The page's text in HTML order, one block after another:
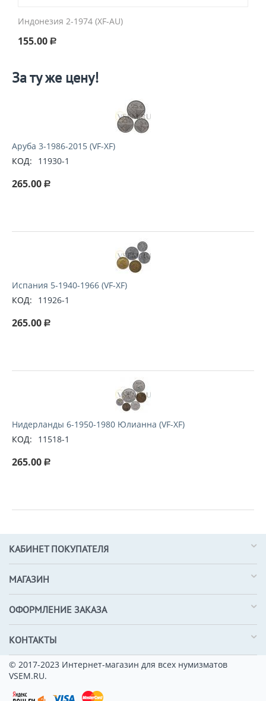
Индонезия 2-1974 (XF-AU)
155.00 Р
За ту же цену!
Аруба 3-1986-2015 (VF-XF)
КОД:
11930-1
265.00 Р
Испания 5-1940-1966 (VF-XF)
КОД:
11926-1
265.00 Р
Нидерланды 6-1950-1980 Юлианна (VF-XF)
КОД:
11518-1
265.00 Р
КАБИНЕТ ПОКУПАТЕЛЯ
МАГАЗИН
ОФОРМЛЕНИЕ ЗАКАЗА
КОНТАКТЫ
© 2017-2023 Интернет-магазин для всех нумизматов
VSEM.RU.